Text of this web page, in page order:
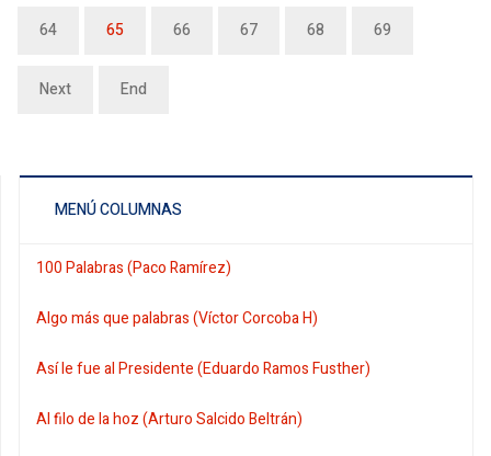
64 65 66 67 68 69
Next End
MENÚ COLUMNAS
100 Palabras (Paco Ramírez)
Algo más que palabras (Víctor Corcoba H)
Así le fue al Presidente (Eduardo Ramos Fusther)
Al filo de la hoz (Arturo Salcido Beltrán)